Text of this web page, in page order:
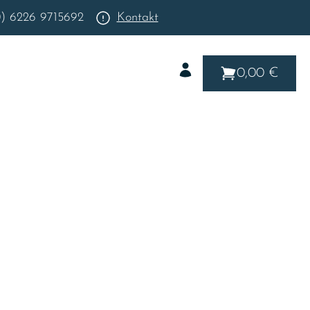
6226 9715692 Kontakt
0,00 €